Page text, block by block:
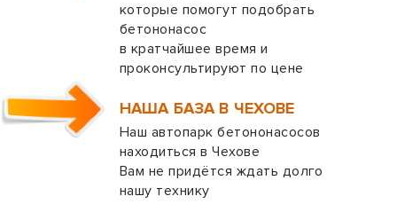
которые помогут подобрать
бетононасос
в кратчайшее время и
проконсультируют по цене
НАША БАЗА В ЧЕХОВЕ
Наш автопарк бетононасосов
находиться в Чехове
Вам не придётся ждать долго
нашу технику